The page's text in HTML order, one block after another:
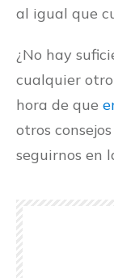
al igual que
¿No hay
cualquier
hora de que
otros
seguirnos en